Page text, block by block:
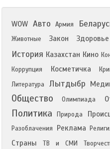
WOW Авто Армия
Животные
Закон Здоровье
История Казахстан Кино
Коррупция Косметичка
Литература Лытдыбр
Общество Олимпиада
Политика Природа
Разоблачения
Реклама
Страны
ТВ и СМИ